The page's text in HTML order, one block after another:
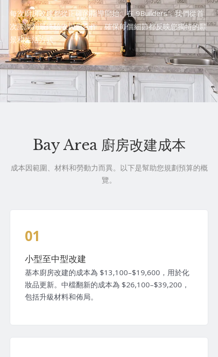
每次廚房改建都從正確的指導開始。在 9Builders，我們從首
次諮詢到最終驗收與您合作，確保每個細節都反映您獨特的願
景和生活方式。
Bay Area 廚房改建成本
成本因範圍、材料和勞動力而異。以下是幫助您規劃預算的概
覽。
01
小型至中型改建
基本廚房改建的成本為 $13,100–$19,600，用於化
妝品更新。中檔翻新的成本為 $26,100–$39,200，
包括升級材料和佈局。